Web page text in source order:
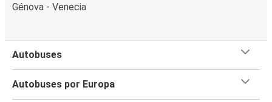
Génova - Venecia
Autobuses
Autobuses por Europa